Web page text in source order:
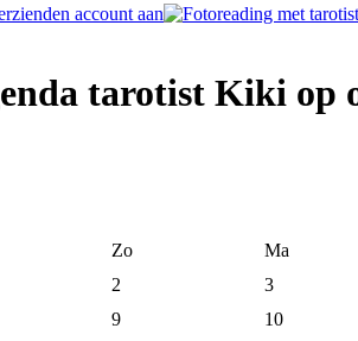
tarotist Kiki op
Zo Ma
2 3
9 10